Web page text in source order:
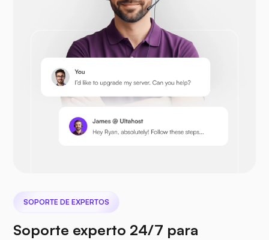
Prestashop
Nextcloud
SOPORTE DE EXPERTOS
Soporte experto 24/7 para